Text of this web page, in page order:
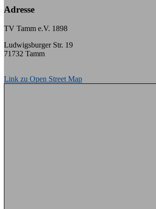
Adresse
TV Tamm e.V. 1898
Ludwigsburger Str. 19
71732 Tamm
Link zu Open Street Map